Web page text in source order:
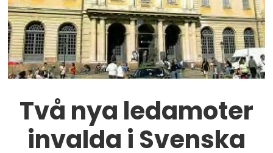
Två nya ledamoter
invalda i Svenska